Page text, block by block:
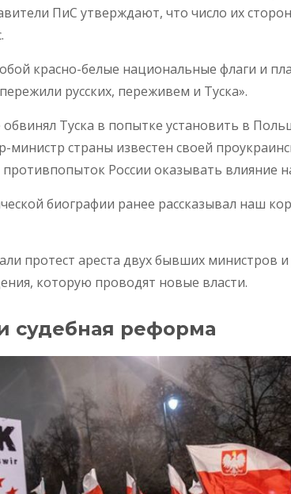
ПиС утверждают, что число их
красно-белые национальные флаги и
русских, переживем и Туска».
Туска в попытке установить в
страны известен своей
России оказывать влияние
биографии ранее рассказывал наш
протест ареста двух бывших министров
которую проводят новые власти.
судебная реформа